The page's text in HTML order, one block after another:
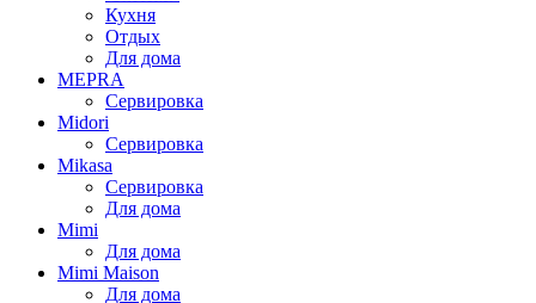
Кухня
Отдых
Для дома
MEPRA
Сервировка
Midori
Сервировка
Mikasa
Сервировка
Для дома
Mimi
Для дома
Mimi Maison
Для дома